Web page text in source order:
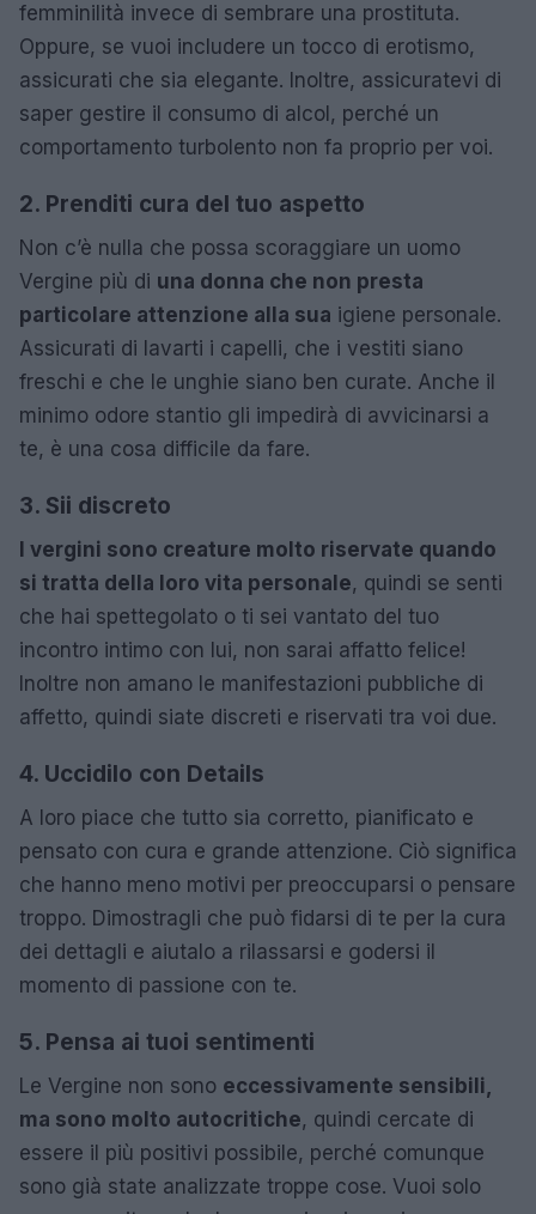
femminilità invece di sembrare una prostituta.
Oppure, se vuoi includere un tocco di erotismo,
assicurati che sia elegante. Inoltre, assicuratevi di
saper gestire il consumo di alcol, perché un
comportamento turbolento non fa proprio per voi.
2. Prenditi cura del tuo aspetto
Non c’è nulla che possa scoraggiare un uomo
Vergine più di una donna che non presta
particolare attenzione alla sua igiene personale.
Assicurati di lavarti i capelli, che i vestiti siano
freschi e che le unghie siano ben curate. Anche il
minimo odore stantio gli impedirà di avvicinarsi a
te, è una cosa difficile da fare.
3. Sii discreto
I vergini sono creature molto riservate quando
si tratta della loro vita personale, quindi se senti
che hai spettegolato o ti sei vantato del tuo
incontro intimo con lui, non sarai affatto felice!
Inoltre non amano le manifestazioni pubbliche di
affetto, quindi siate discreti e riservati tra voi due.
4. Uccidilo con Details
A loro piace che tutto sia corretto, pianificato e
pensato con cura e grande attenzione. Ciò significa
che hanno meno motivi per preoccuparsi o pensare
troppo. Dimostragli che può fidarsi di te per la cura
dei dettagli e aiutalo a rilassarsi e godersi il
momento di passione con te.
5. Pensa ai tuoi sentimenti
Le Vergine non sono eccessivamente sensibili,
ma sono molto autocritiche, quindi cercate di
essere il più positivi possibile, perché comunque
sono già state analizzate troppe cose. Vuoi solo